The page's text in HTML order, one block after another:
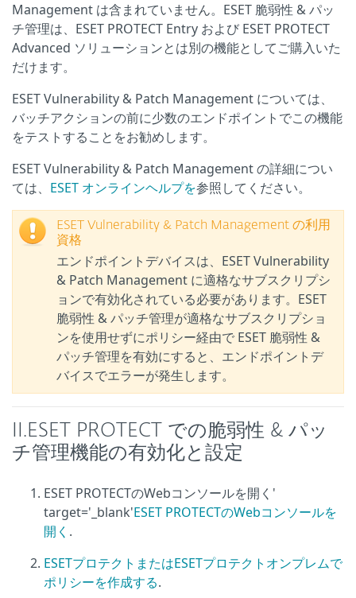
Management は含まれていません。ESET 脆弱性 & パッ
チ管理は、ESET PROTECT Entry および ESET PROTECT
Advanced ソリューションとは別の機能としてご購入いた
だけます。
ESET Vulnerability & Patch Management については、
バッチアクションの前に少数のエンドポイントでこの機能
をテストすることをお勧めします。
ESET Vulnerability & Patch Management の詳細につい
ては、 ESET オンラインヘルプを参照してください。
ESET Vulnerability & Patch Management の利用
資格
エンドポイントデバイスは、ESET Vulnerability
& Patch Management に適格なサブスクリプシ
ョンで有効化されている必要があります。ESET
脆弱性 & パッチ管理が適格なサブスクリプショ
ンを使用せずにポリシー経由で ESET 脆弱性 &
パッチ管理を有効にすると、エンドポイントデ
バイスでエラーが発生します。
II.ESET PROTECT での脆弱性 & パッ
チ管理機能の有効化と設定
ESET PROTECTのWebコンソールを開く'
target='_blank'ESET PROTECTのWebコンソールを
開く .
ESETプロテクトまたはESETプロテクトオンプレムで
ポリシーを作成する.